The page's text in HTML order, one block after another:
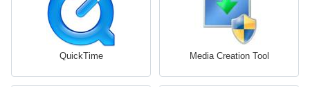
QuickTime Media Creation Tool